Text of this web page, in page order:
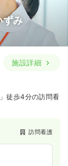
ずみ
施設詳細
徒歩4分の訪問看
訪問看護